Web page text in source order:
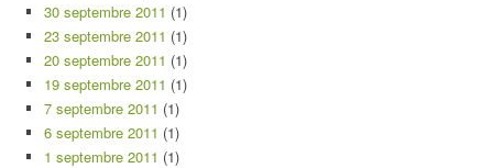
30 septembre 2011 (1)
23 septembre 2011 (1)
20 septembre 2011 (1)
19 septembre 2011 (1)
7 septembre 2011 (1)
6 septembre 2011 (1)
1 septembre 2011 (1)